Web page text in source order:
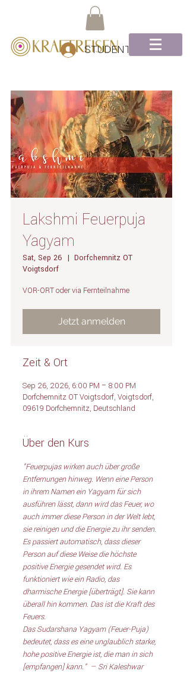
STUDENTEN Log-In
Lakshmi Feuerpuja
Yagyam
Sat, Sep 26
  |
Dorfchemnitz OT
Voigtsdorf
VOR-ORT oder via Fernteilnahme
Jetzt anmelden
Zeit & Ort
Sep 26, 2026, 6:00 PM – 8:00 PM
Dorfchemnitz OT Voigtsdorf, Voigtsdorf,
09619 Dorfchemnitz, Deutschland
Über den Kurs
"Feuerpujas wirken auch über große
Entfernungen hinweg. Wenn eine Person
in ihrem Namen ein Yagyam für sich
ausführen lässt, dann wird das Feuer, wo
auch immer diese Person in der Welt lebt,
sie reinigen und die Energie zu ihr senden.
Es passiert automatisch, dass dieser
Person auf diese Weise die höchste
positive Energie gesendet wird. Es
funktioniert wie ein Radio, das
dharmische Energie [überträgt]. Sie kann
überall hin kommen. Das ist die Kraft des
Feuers.
Das Sudarshana Yagyam (Feuer-Puja)
bedeutet, dass es eine unglaublich starke,
hohe positive Energie ist, die man in sich
[empfangen] kann."  — Sri Kaleshwar